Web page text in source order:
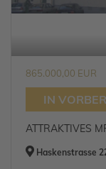
865.000,00 EUR
IN
ATTRAKTIVES
Haskenstrasse